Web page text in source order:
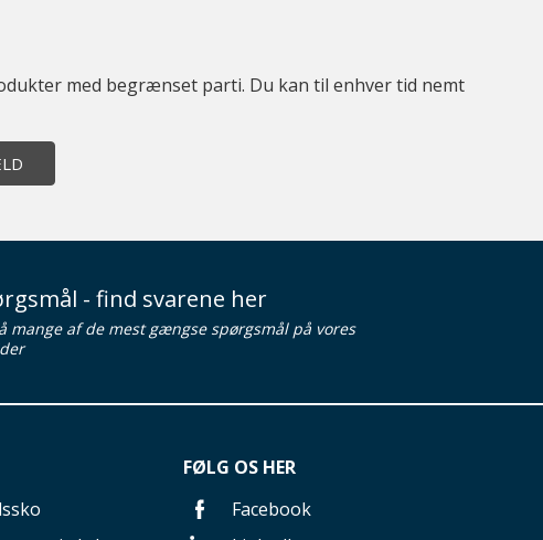
med begrænset parti. Du kan til enhver tid nemt
- find svarene her
mange af de mest gængse spørgsmål på vores
FØLG OS HER
Facebook